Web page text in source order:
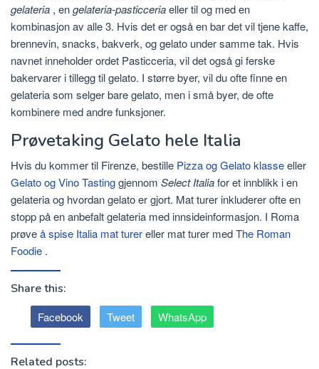
gelateria , engelateria-pasticceriaeller til og med en
kombinasjon av alle 3. Hvis det er også en bar det vil tjene kaffe,
brennevin, snacks, bakverk, og gelato under samme tak. Hvis
navnet inneholder ordet Pasticceria, vil det også gi ferske
bakervarer i tillegg til gelato. I større byer, vil du ofte finne en
gelateria som selger bare gelato, men i små byer, de ofte
kombinere med andre funksjoner.
Prøvetaking Gelato hele Italia
Hvis du kommer til Firenze, bestille Pizza og Gelato klasseeller
Gelato og Vino Tastinggjennom Select Italiafor et innblikk i en
gelateria og hvordan gelato er gjort. Mat turer inkluderer ofte en
stopp på en anbefalt gelateria med innsideinformasjon. I Roma
prøveå spise Italia mat turereller mat turer medThe Roman
Foodie .
Share this:
Facebook Tweet WhatsApp
Related posts: